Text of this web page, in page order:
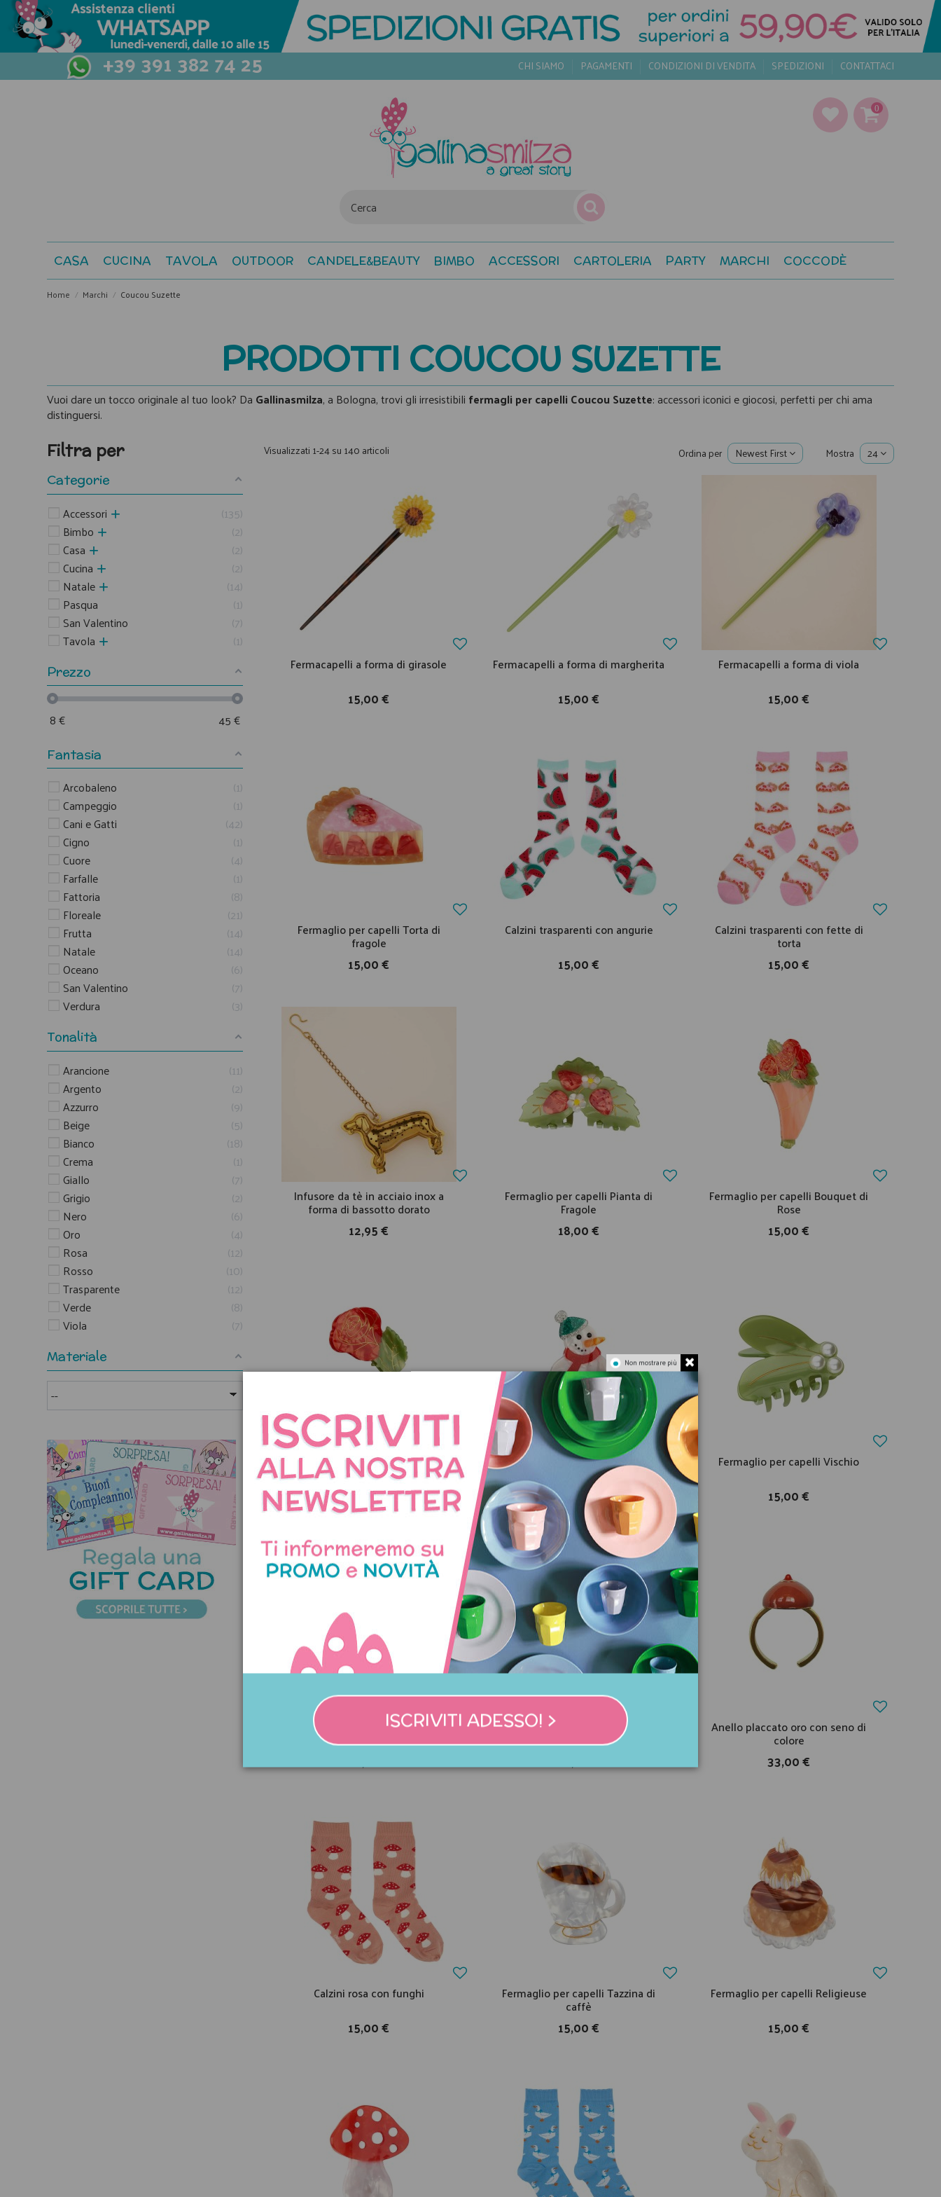
+39 391 382 74 25 CHI SIAMO PAGAMENTI CONDIZIONI DI VENDITA SPEDIZIONI CONTATTACI
0
CASA CUCINA TAVOLA OUTDOOR CANDELE&BEAUTY BIMBO ACCESSORI CARTOLERIA PARTY MARCHI COCCODÈ
Home Marchi Coucou Suzette
PRODOTTI COUCOU SUZETTE
Vuoi dare un tocco originale al tuo look? Da Gallinasmilza, a Bologna, trovi gli irresistibili fermagli per capelli Coucou Suzette: accessori iconici e giocosi, perfetti per chi ama
distinguersi.
Visualizzati 1-24 su 140 articoli Ordina per Newest First Mostra 24
Fermacapelli a forma di girasole
15,00 €
Fermacapelli a forma di margherita
15,00 €
Fermacapelli a forma di viola
15,00 €
Fermaglio per capelli Torta di
fragole
15,00 €
Calzini trasparenti con angurie
15,00 €
Calzini trasparenti con fette di
torta
15,00 €
Infusore da tè in acciaio inox a
forma di bassotto dorato
12,95 €
Fermaglio per capelli Pianta di
Fragole
18,00 €
Fermaglio per capelli Bouquet di
Rose
15,00 €
Fermaglio per capelli Rosa Rossa
15,00 €
Fermaglio per capelli Pupazzo di
Neve
15,00 €
Fermaglio per capelli Vischio
15,00 €
Contenitore porta bijoux a forma di
seno
45,00 €
Anello placcato oro con seno
bianco
33,00 €
Anello placcato oro con seno di
colore
33,00 €
Calzini rosa con funghi
15,00 €
Fermaglio per capelli Tazzina di
caffè
15,00 €
Fermaglio per capelli Religieuse
15,00 €
Filtra per
Categorie
Accessori
135
Bimbo
2
Casa
2
Cucina
2
Natale
14
Pasqua
1
San Valentino
7
Tavola
1
Prezzo
8€ 45€
Fantasia
Arcobaleno
1
Campeggio
1
Cani e Gatti
42
Cigno
1
Cuore
4
Farfalle
1
Fattoria
8
Floreale
21
Frutta
14
Natale
14
Oceano
6
San Valentino
7
Verdura
3
Tonalità
Arancione
11
Argento
2
Azzurro
9
Beige
5
Bianco
18
Crema
1
Giallo
7
Grigio
2
Nero
6
Oro
4
Rosa
12
Rosso
10
Trasparente
12
Verde
8
Viola
7
Materiale Non mostrare più
ISCRIVITI ADESSO! >